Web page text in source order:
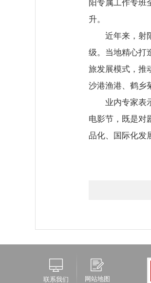
阳专属工作专班
升。
近年来，射阳
级。当地精心打
旅发展模式，推
沙港渔港、鹤乡
业内专家表示
电影节，既是对
品化、国际化发
联系我们 网站地图